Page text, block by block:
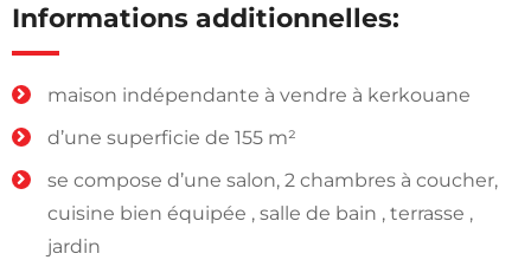
Informations additionnelles:
maison indépendante à vendre à kerkouane
d’une superficie de 155 m²
se compose d’une salon, 2 chambres à coucher,
cuisine bien équipée , salle de bain , terrasse ,
jardin